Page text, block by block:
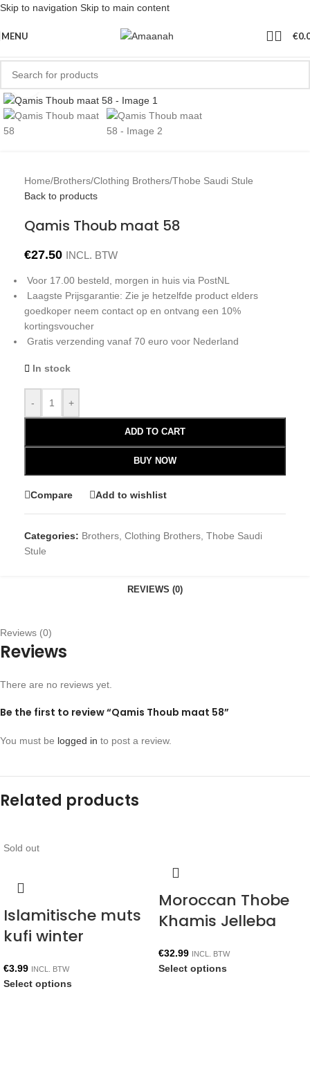
Skip to navigation Skip to main content
MENU €
Click to enlarge
Home/Brothers/Clothing Brothers/Thobe Saudi Stule
Back to products
Qamis Thoub maat 58
€27.50 INCL. BTW
Voor 17.00 besteld, morgen in huis via PostNL
Laagste Prijsgarantie: Zie je hetzelfde product elders
goedkoper neem contact op en ontvang een 10%
kortingsvoucher
Gratis verzending vanaf 70 euro voor Nederland
In stock
- +
ADD TO CART
BUY NOW
Compare Add to wishlist
Categories: Brothers, Clothing Brothers, Thobe Saudi
Stule
REVIEWS (0)
Reviews (0)
Reviews
There are no reviews yet.
Be the first to review “Qamis Thoub maat 58”
You must be logged in to post a review.
Related products
Sold out
Islamitische muts
kufi winter
€3.99 INCL. BTW
Select options
Moroccan Thobe
Khamis Jelleba
€32.99 INCL. BTW
Select options